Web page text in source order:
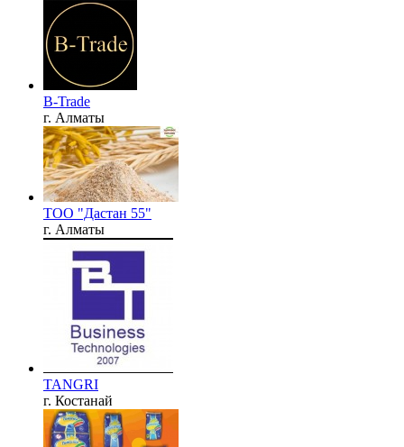
B-Trade
г. Алматы
ТОО "Дастан 55"
г. Алматы
TANGRI
г. Костанай